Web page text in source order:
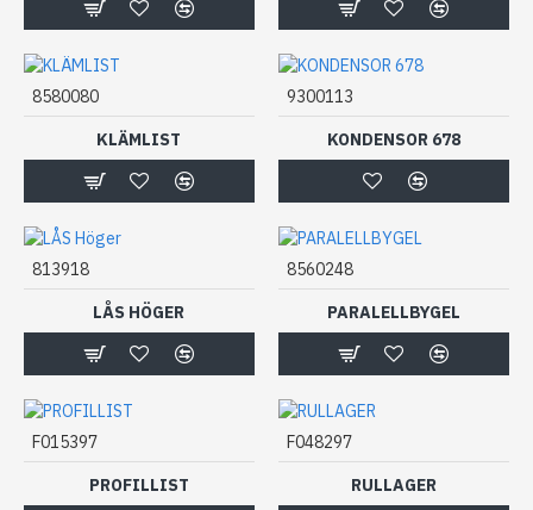
8580080
KLÄMLIST
9300113
KONDENSOR 678
813918
LÅS HÖGER
8560248
PARALELLBYGEL
F015397
PROFILLIST
F048297
RULLAGER